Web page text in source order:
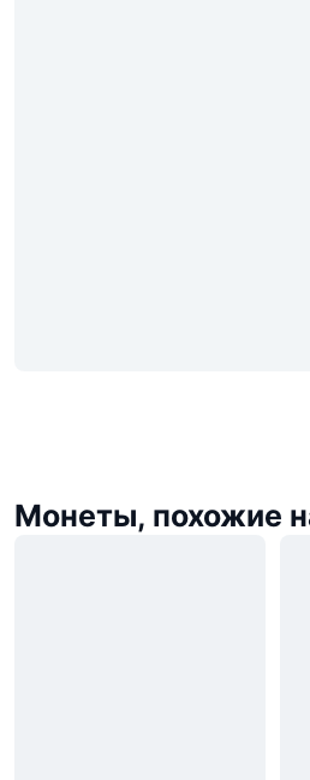
Монеты, похожие